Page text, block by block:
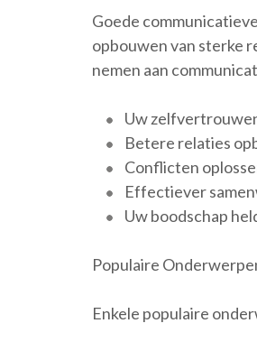
Goede
opbouwen van sterke
nemen aan
Uw
Betere relaties
Conflicten
Effectiever
Uw boodschap
Populaire
Enkele populaire